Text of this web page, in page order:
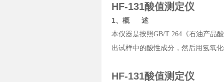
HF-131酸值测定仪
1、概 述
本仪器是按照GB/T 264《石油产品
出试样中的酸性成分，然后用氢氧
HF-131酸值测定仪